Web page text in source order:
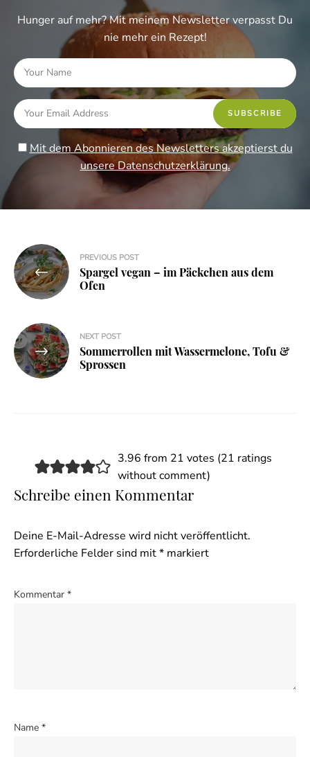
Hunger auf mehr? Mit meinem Newsletter verpasst Du
nie mehr ein Rezept!
Mit dem Abonnieren des Newsletters akzeptierst du
unsere Datenschutzerklärung.
Beitragsnavigation
PREVIOUS POST
Spargel vegan – im Päckchen aus dem
Ofen
NEXT POST
Sommerrollen mit Wassermelone, Tofu &
Sprossen
3.96 from 21 votes (21 ratings
without comment)
Schreibe einen Kommentar
Deine E-Mail-Adresse wird nicht veröffentlicht.
Erforderliche Felder sind mit* markiert
Kommentar *
Name *